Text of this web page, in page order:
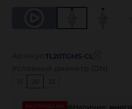
РАСПРОДАЖА Наличие: много
TL20TGMS-CL
32